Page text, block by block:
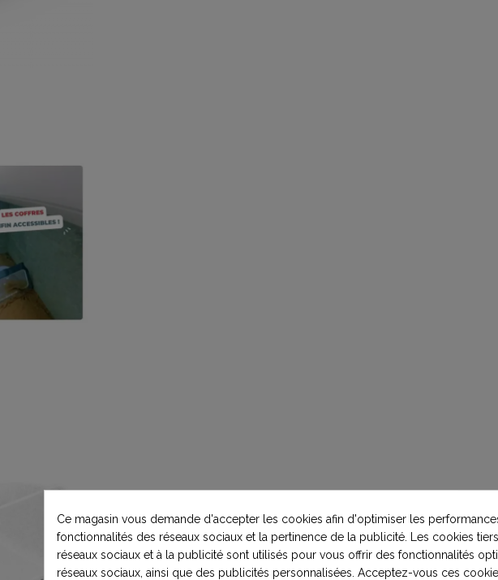
Ce magasin vous demande d'accepter les cookies afin d'optimiser les
fonctionnalités des réseaux sociaux et la pertinence de la publicité. Les cookies
réseaux sociaux et à la publicité sont utilisés pour vous offrir des fonctionnalités
réseaux sociaux, ainsi que des publicités personnalisées. Acceptez-vous ces